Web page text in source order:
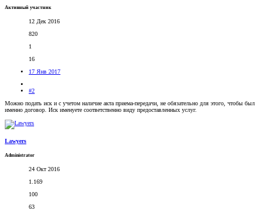
Активный участник
12 Дек 2016
820
1
16
17 Янв 2017
#2
Можно подать иск и с учетом наличие акта приема-передачи, не обязательно для этого, чтобы был
именно договор. Иск именуете соответственно виду предоставленных услуг.
Lawyers
Administrator
24 Окт 2016
1.169
100
63